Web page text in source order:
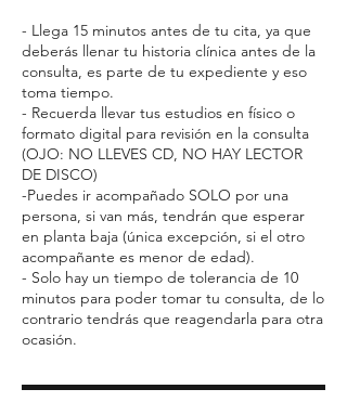
- Llega 15 minutos antes de tu cita, ya que
deberás llenar tu historia clínica antes de la
consulta, es parte de tu expediente y eso
toma tiempo.
- Recuerda llevar tus estudios en físico o
formato digital para revisión en la consulta
(OJO: NO LLEVES CD, NO HAY LECTOR
DE DISCO)
-Puedes ir acompañado SOLO por una
persona, si van más, tendrán que esperar
en planta baja (única excepción, si el otro
acompañante es menor de edad).
- Solo hay un tiempo de tolerancia de 10
minutos para poder tomar tu consulta, de lo
contrario tendrás que reagendarla para otra
ocasión.